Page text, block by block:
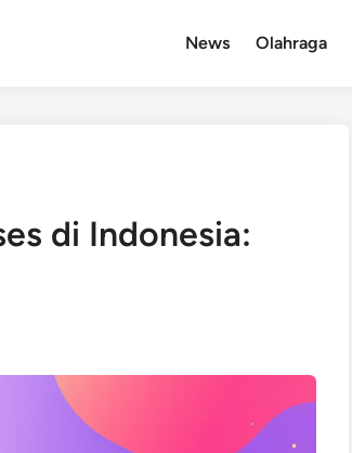
News Olahraga
di Indonesia: